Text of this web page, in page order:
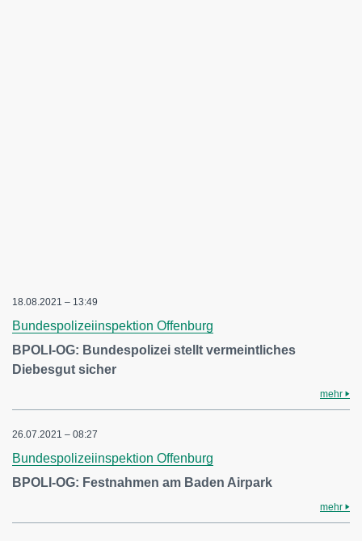
18.08.2021 – 13:49
Bundespolizeiinspektion Offenburg
BPOLI-OG: Bundespolizei stellt vermeintliches
Diebesgut sicher
mehr
26.07.2021 – 08:27
Bundespolizeiinspektion Offenburg
BPOLI-OG: Festnahmen am Baden Airpark
mehr